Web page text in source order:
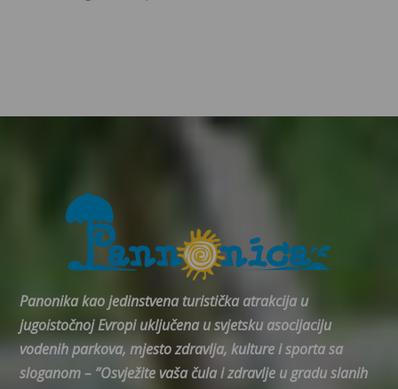
Panonika kao jedinstvena turistička atrakcija u
jugoistočnoj Evropi uključena u svjetsku asocijaciju
vodenih parkova, mjesto zdravlja, kulture i sporta sa
sloganom – ”Osvježite vaša čula i zdravlje u gradu slanih